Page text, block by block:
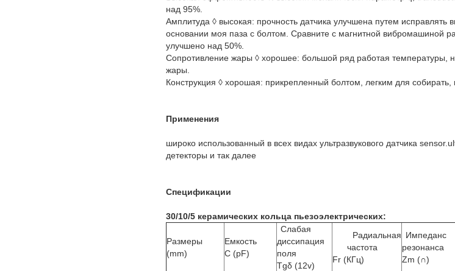
над 95%.
Амплитуда ◊ высокая: прочность датчика улучшена путем исправлять
основании моя паза с болтом. Сравните с магнитной вибромашиной
улучшено над 50%.
Сопротивление жары ◊ хорошее: большой ряд работая температуры,
жары.
Конструкция ◊ хорошая: прикрепленный болтом, легким для собирать,
Применения
широко использованный в всех видах ультразвукового датчика
детекторы и так далее
Спецификации
30/10/5 керамических кольца пьезоэлектрических:
Размеры
(mm)
Емкость
C (pF)
Слабая
диссипация
поля
Tgδ (12v)
Радиальная
частота
Fr (КГц)
Импеданс
резонанса
Zm (∩)